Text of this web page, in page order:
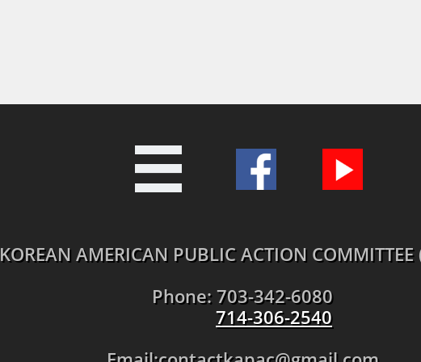
KOREAN AMERICAN PUBLIC ACTION COMMITTEE
Phone: 703-342-6080
714-306-2540
